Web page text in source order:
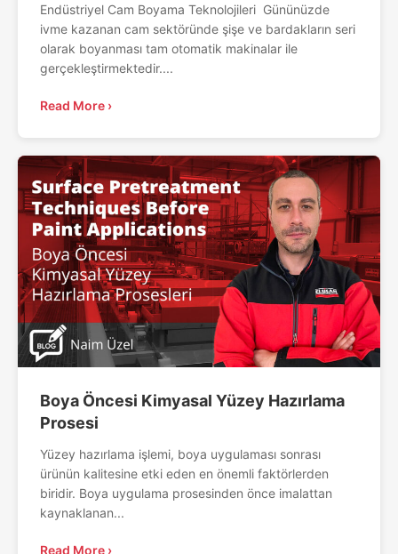
Endüstriyel Cam Boyama Teknolojileri Gününüzde
ivme kazanan cam sektöründe şişe ve bardakların seri
olarak boyanması tam otomatik makinalar ile
gerçekleştirmektedir....
Read More ›
Boya Öncesi Kimyasal Yüzey Hazırlama
Prosesi
Yüzey hazırlama işlemi, boya uygulaması sonrası
ürünün kalitesine etki eden en önemli faktörlerden
biridir. Boya uygulama prosesinden önce imalattan
kaynaklanan...
Read More ›